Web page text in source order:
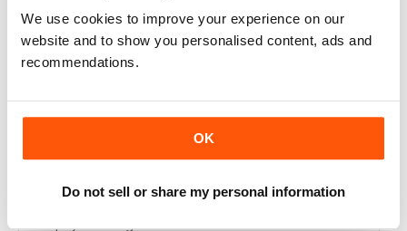
We use cookies to improve your experience on our
website and to show you personalised content, ads and
recommendations.
OK
Do not sell or share my personal information
LET'S KNIT
I enjoy this magazine digitally and i love the instagram
posts. I only deducted one point because the physical
and no shops stock it because i live in a remote